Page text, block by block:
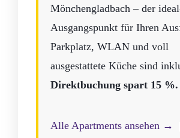
Mönchengladbach – der
Ausgangspunkt für Ihren
Parkplatz, WLAN und voll
ausgestattete Küche sind
Direktbuchung spart 15 %.
Alle Apartments ansehen →